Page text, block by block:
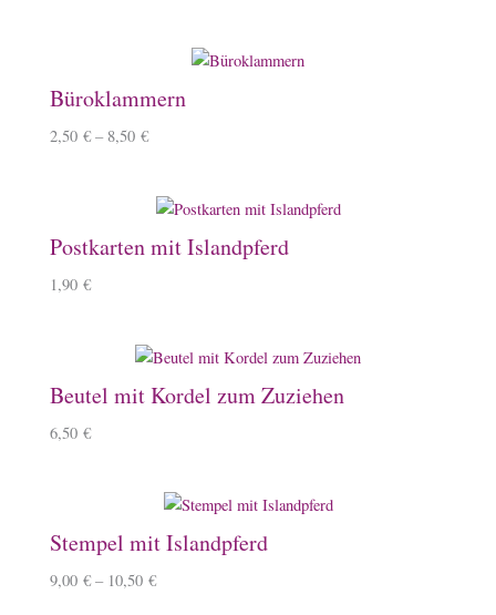
Büroklammern
2,50 € – 8,50 €
Postkarten mit Islandpferd
1,90 €
Beutel mit Kordel zum Zuziehen
6,50 €
Stempel mit Islandpferd
9,00 € – 10,50 €